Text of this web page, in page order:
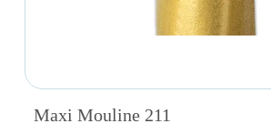
Maxi Mouline 211